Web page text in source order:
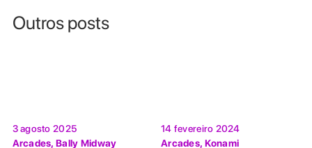
Outros posts
3 agosto 2025
Arcades,Bally Midway
14 fevereiro 2024
Arcades, Konami